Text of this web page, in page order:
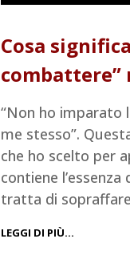
Cosa
combattere”
“Non ho imparato
me stesso”.
che ho scelto per
contiene
tratta di
LEGGI DI PIÙ…